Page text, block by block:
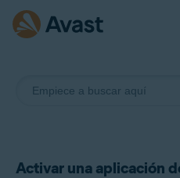
Activar una aplicación